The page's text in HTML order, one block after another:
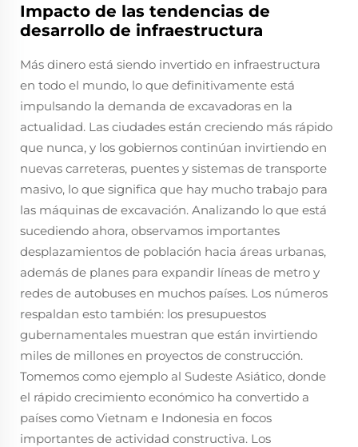
Impacto de las tendencias de
desarrollo de infraestructura
Más dinero está siendo invertido en infraestructura
en todo el mundo, lo que definitivamente está
impulsando la demanda de excavadoras en la
actualidad. Las ciudades están creciendo más rápido
que nunca, y los gobiernos continúan invirtiendo en
nuevas carreteras, puentes y sistemas de transporte
masivo, lo que significa que hay mucho trabajo para
las máquinas de excavación. Analizando lo que está
sucediendo ahora, observamos importantes
desplazamientos de población hacia áreas urbanas,
además de planes para expandir líneas de metro y
redes de autobuses en muchos países. Los números
respaldan esto también: los presupuestos
gubernamentales muestran que están invirtiendo
miles de millones en proyectos de construcción.
Tomemos como ejemplo al Sudeste Asiático, donde
el rápido crecimiento económico ha convertido a
países como Vietnam e Indonesia en focos
importantes de actividad constructiva. Los